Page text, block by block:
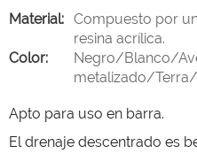
Apto para uso en barra.
El drenaje descentrado es
Material: Compuesto por
resina acrílica.
Color:
Negro/Blanco/
metalizado/